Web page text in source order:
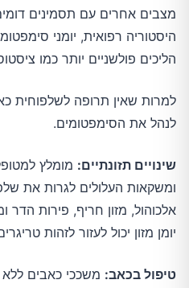
מצבים אחרים עם תסמינים
היסטוריה רפואית, יומני
הליכים פולשניים יותר כמו
למרות שאין תרופה לשלפוחית
לנהל את הסימפטומים.
שינויים תזונתיים: מומלץ
ומשקאות העלולים לגרות את
אלכוהול, מזון חריף, פירות הדר
יומן מזון יכול לעזור לזהות
טיפול בכאב: משככי כאבים